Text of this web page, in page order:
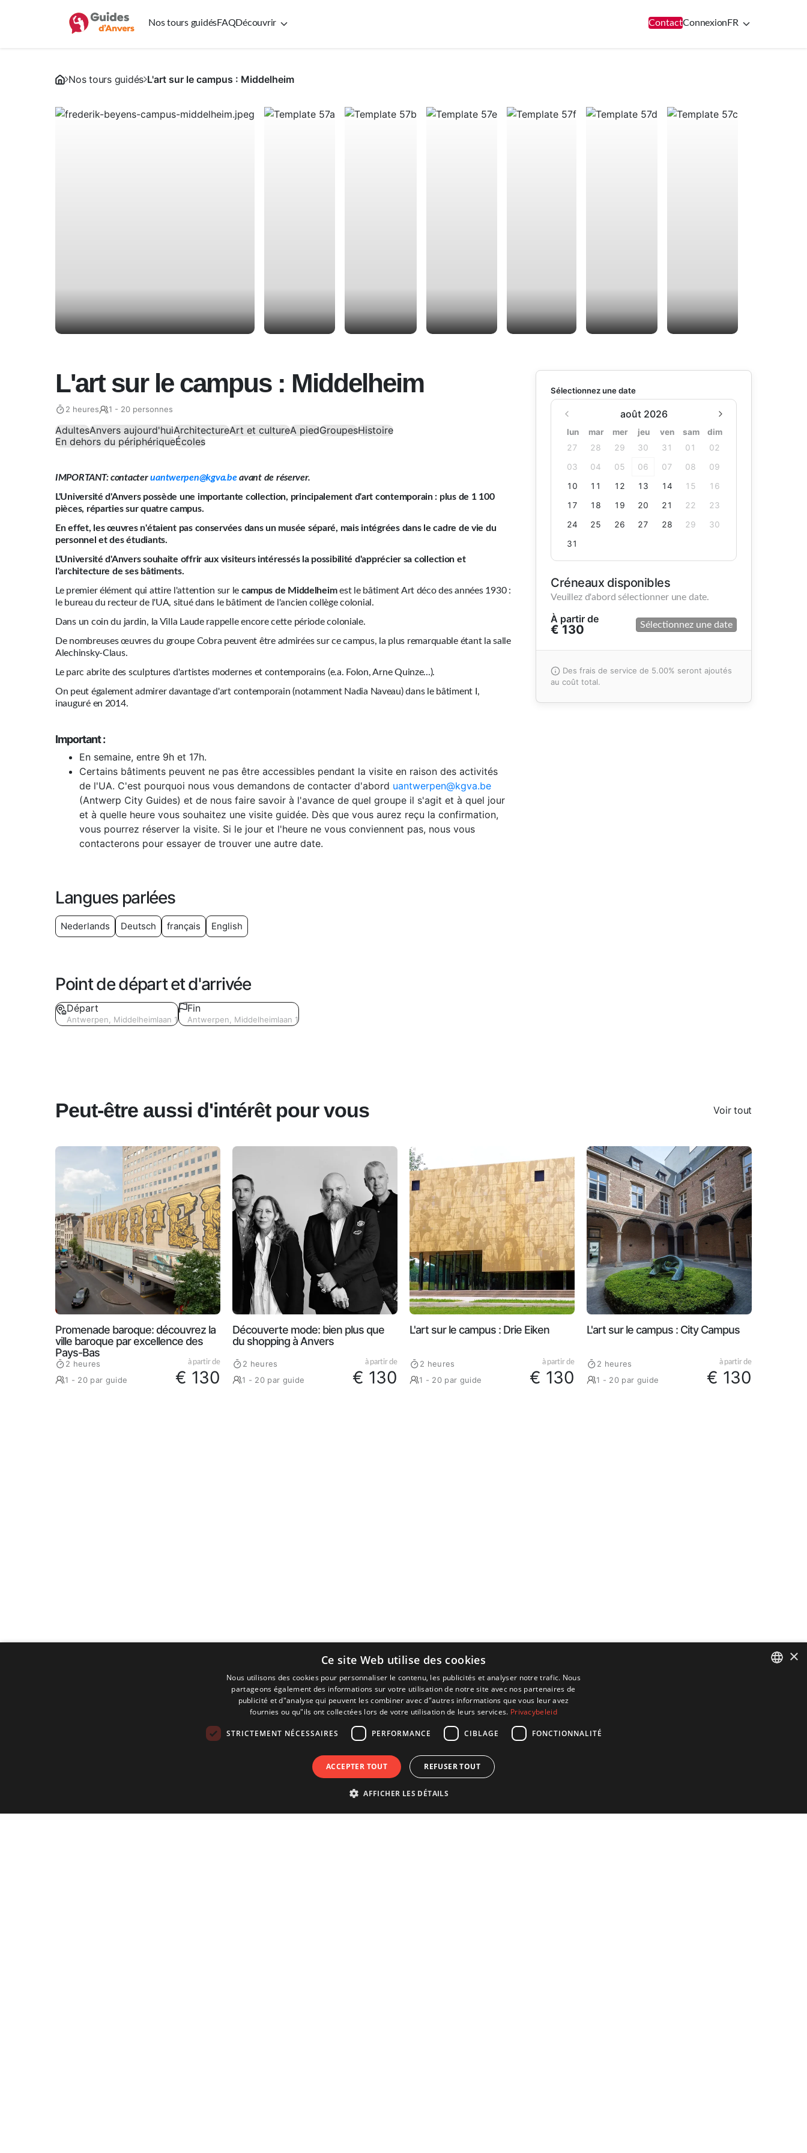
Nos tours guidésFAQDécouvrir ContactConnexion FR
Nos tours guidés L'art sur le campus : Middelheim
L'art sur le campus : Middelheim
2 heures 1 - 20 personnes
AdultesAnvers aujourd'huiArchitectureArt et cultureA piedGroupesHistoire
En dehors du périphériqueÉcoles
IMPORTANT: contacter uantwerpen@kgva.beavant de réserver.
L'Université d'Anvers possède une importante collection, principalement d'art contemporain : plus de 1 100
pièces, réparties sur quatre campus.
En effet, les œuvres n'étaient pas conservées dans un musée séparé, mais intégrées dans le cadre de vie du
personnel et des étudiants.
L'Université d'Anvers souhaite offrir aux visiteurs intéressés la possibilité d'apprécier sa collection et
l'architecture de ses bâtiments.
Le premier élément qui attire l'attention sur le campus de Middelheimest le bâtiment Art déco des années 1930 :
le bureau du recteur de l'UA, situé dans le bâtiment de l'ancien collège colonial.
Dans un coin du jardin, la Villa Laude rappelle encore cette période coloniale.
De nombreuses œuvres du groupe Cobra peuvent être admirées sur ce campus, la plus remarquable étant la salle
Alechinsky-Claus.
Le parc abrite des sculptures d'artistes modernes et contemporains (e.a. Folon, Arne Quinze...).
On peut également admirer davantage d'art contemporain (notamment Nadia Naveau) dans le bâtiment I,
inauguré en 2014.
Important :
En semaine, entre 9h et 17h.
Certains bâtiments peuvent ne pas être accessibles pendant la visite en raison des activités
de l'UA. C'est pourquoi nous vous demandons de contacter d'abord uantwerpen@kgva.be
(Antwerp City Guides) et de nous faire savoir à l'avance de quel groupe il s'agit et à quel jour
et à quelle heure vous souhaitez une visite guidée. Dès que vous aurez reçu la confirmation,
vous pourrez réserver la visite. Si le jour et l'heure ne vous conviennent pas, nous vous
contacterons pour essayer de trouver une autre date.
Langues parlées
Nederlands Deutsch français English
Point de départ et d'arrivée
Départ
Antwerpen, Middelheimlaan 1
Fin
Antwerpen, Middelheimlaan 1
Sélectionnez une date
août 2026
lun mar mer jeu ven sam
dim
27
28 29 30 31 01
02
03
04 05 06 07 08
09
10
11 12 13 14 15
16
17
18 19 20 21 22
23
24
25 26 27 28 29
30
31
Créneaux disponibles
Veuillez d'abord sélectionner une date.
À partir de
€ 130 Sélectionnez une date
Des frais de service de 5.00% seront ajoutés
au coût total.
Peut-être aussi d'intérêt pour vous Voir tout
Promenade baroque: découvrez la
ville baroque par excellence des
Pays-Bas
2 heures
1 - 20 par guide
à partir de
€ 130
Découverte mode: bien plus que
du shopping à Anvers
2 heures
1 - 20 par guide
à partir de
€ 130
L'art sur le campus : Drie Eiken
2 heures
1 - 20 par guide
à partir de
€ 130
L'art sur le campus : City Campus
2 heures
1 - 20 par guide
à partir de
€ 130
×
Ce site Web utilise des cookies
Nous utilisons des cookies pour personnaliser le contenu, les publicités et analyser notre trafic. Nous
partageons également des informations sur votre utilisation de notre site avec nos partenaires de
publicité et d"analyse qui peuvent les combiner avec d"autres informations que vous leur avez
fournies ou qu"ils ont collectées lors de votre utilisation de leurs services. Privacybeleid
STRICTEMENT NÉCESSAIRES PERFORMANCE CIBLAGE FONCTIONNALITÉ
ACCEPTER TOUT REFUSER TOUT
AFFICHER LES DÉTAILS